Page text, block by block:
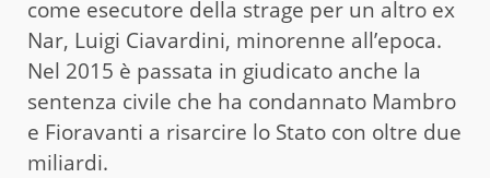
come esecutore della strage per un altro ex
Nar, Luigi Ciavardini, minorenne all’epoca.
Nel 2015 è passata in giudicato anche la
sentenza civile che ha condannato Mambro
e Fioravanti a risarcire lo Stato con oltre due
miliardi.